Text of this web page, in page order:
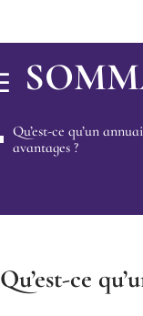
Qu’est-ce qu’un
avantages ?
Qu’est-ce